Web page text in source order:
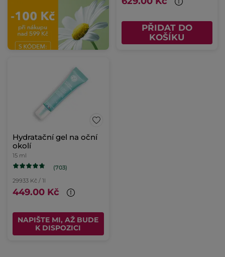
PŘIDAT DO
KOŠÍKU
Hydratační gel na oční
okolí
15 ml
(703)
29933 Kč / 1l
449.00 Kč
NAPIŠTE MI, AŽ BUDE
K DISPOZICI